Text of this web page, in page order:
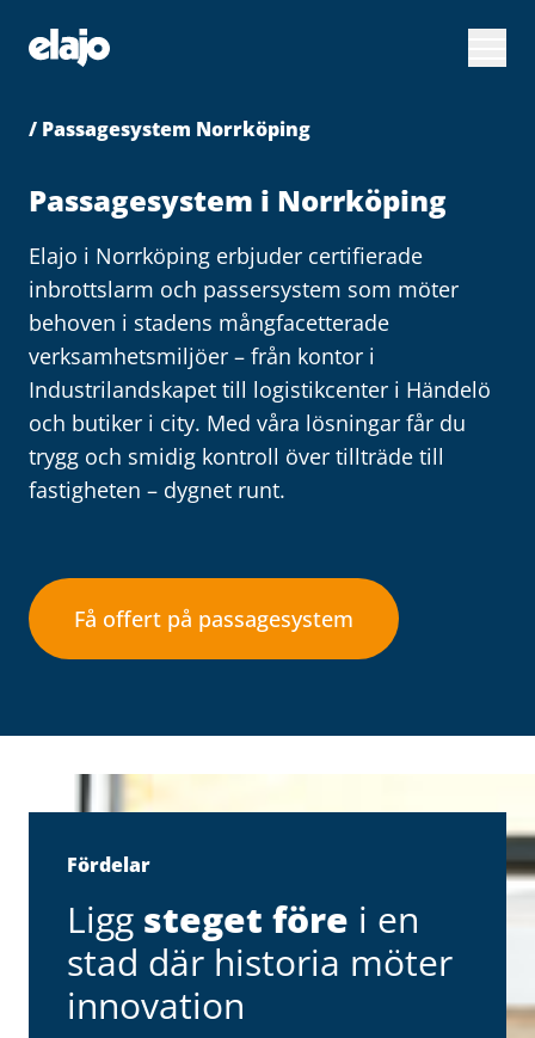
huvudinnehållet
/ Passagesystem Norrköping
Passagesystem i Norrköping
Elajo i Norrköping erbjuder certifierade
inbrottslarm och passersystem som möter
behoven i stadens mångfacetterade
verksamhetsmiljöer – från kontor i
Industrilandskapet till logistikcenter i Händelö
och butiker i city. Med våra lösningar får du
trygg och smidig kontroll över tillträde till
fastigheten – dygnet runt.
Få offert på passagesystem
Fördelar
Ligg steget före i en
stad där historia möter
innovation